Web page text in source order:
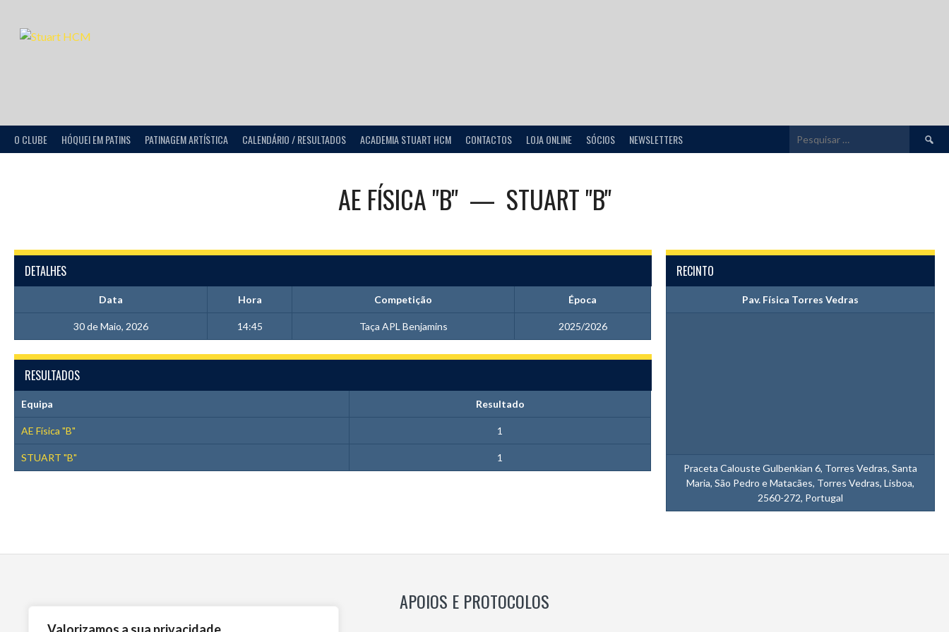
O CLUBE HÓQUEI EM PATINS PATINAGEM ARTÍSTICA CALENDÁRIO / RESULTADOS ACADEMIA STUART HCM CONTACTOS LOJA ONLINE SÓCIOS NEWSLETTERS
por:
AE FÍSICA "B" — STUART "B"
DETALHES
Data Hora Competição Época
30 de Maio, 2026 14:45 Taça APL Benjamins 2025/2026
RECINTO
Pav. Física Torres Vedras
Praceta Calouste Gulbenkian 6, Torres Vedras, Santa
Maria, São Pedro e Matacães, Torres Vedras, Lisboa,
2560-272, Portugal
RESULTADOS
Equipa Resultado
AE Física "B" 1
STUART "B" 1
APOIOS E PROTOCOLOS